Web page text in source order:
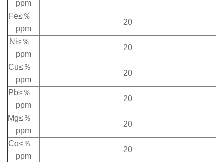
ppm
Fe≤％
ppm
20
Ni≤％
ppm
20
Cu≤％
ppm
20
Pb≤％
ppm
20
Mg≤％
ppm
20
Co≤％
ppm
20